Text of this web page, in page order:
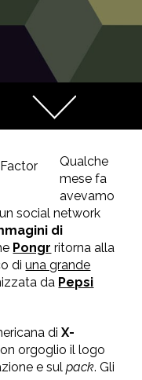
Qualche
mese fa
avevamo
social network
di
Pongr ritorna alla
diuna grande
da Pepsi
diX-
orgoglio il logo
e sulpack. Gli